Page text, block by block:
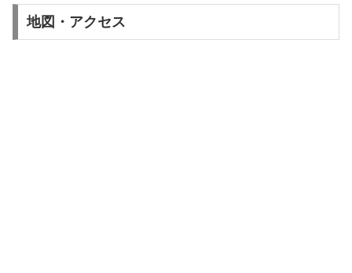
地図・アクセス